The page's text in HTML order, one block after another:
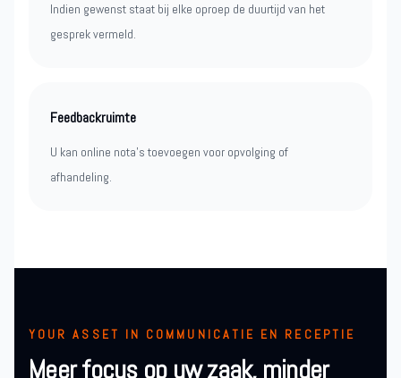
Indien gewenst staat bij elke oproep de duurtijd van het
gesprek vermeld.
Feedbackruimte
U kan online nota’s toevoegen voor opvolging of
afhandeling.
YOUR ASSET IN COMMUNICATIE EN RECEPTIE
Meer focus op uw zaak, minder